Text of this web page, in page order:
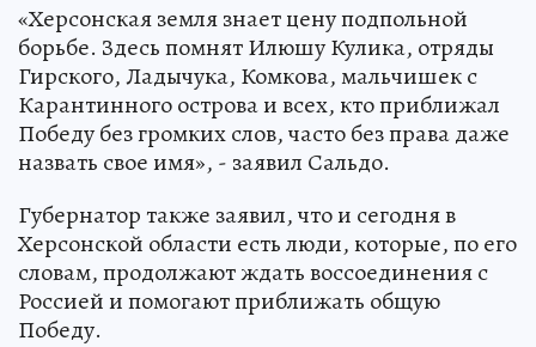
«Херсонская земля знает цену подпольной
борьбе. Здесь помнят Илюшу Кулика, отряды
Гирского, Ладычука, Комкова, мальчишек с
Карантинного острова и всех, кто приближал
Победу без громких слов, часто без права даже
назвать свое имя», - заявил Сальдо.
Губернатор также заявил, что и сегодня в
Херсонской области есть люди, которые, по его
словам, продолжают ждать воссоединения с
Россией и помогают приближать общую
Победу.